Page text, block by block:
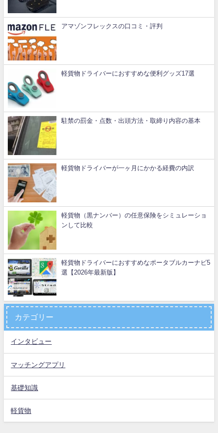
アマゾンフレックスの口コミ・評判
軽貨物ドライバーにおすすめな便利グッズ17選
駐禁の罰金・点数・出頭方法・取締り内容の基本
軽貨物ドライバーが一ヶ月にかかる経費の内訳
軽貨物（黒ナンバー）の任意保険をシミュレーショ
ンして比較
軽貨物ドライバーにおすすめなポータブルカーナビ5
選【2026年最新版】
カテゴリー
インタビュー
マッチングアプリ
基礎知識
軽貨物